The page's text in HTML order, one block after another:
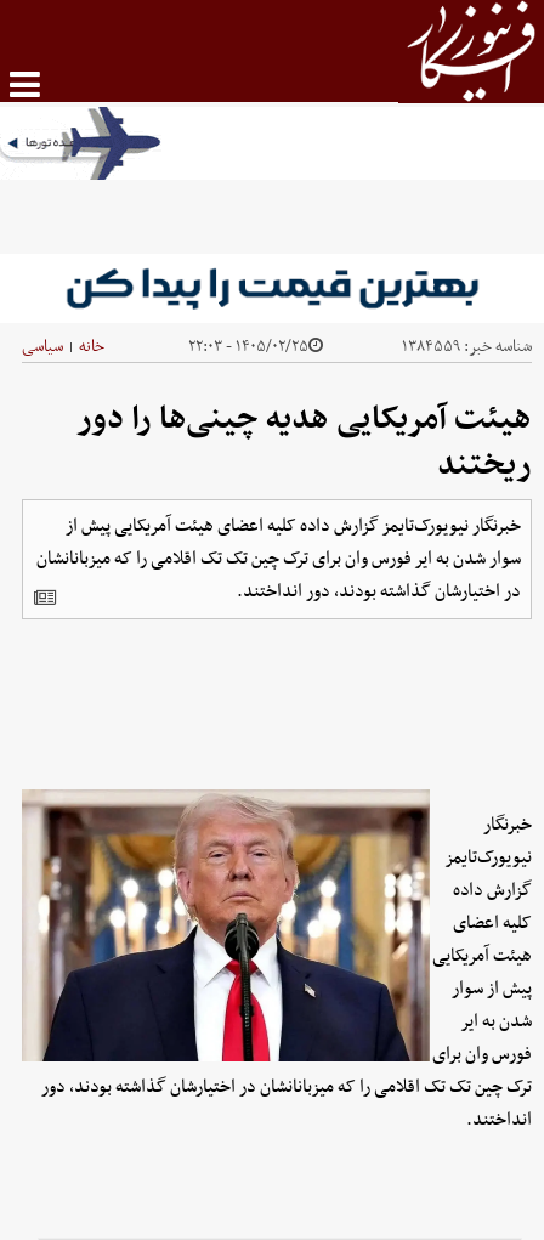
شناسه خبر:۱۳۸۴۵۵۹ ۱۴۰۵/۰۲/۲۵ - ۲۲:۰۳ خانه | سیاسی
هیئت آمریکایی هدیه چینی‌ها را دور
ریختند
خبرنگار نیویورک‌تایمز گزارش داده کلیه اعضای هیئت آمریکایی پیش از
سوار شدن به ایر فورس وان برای ترک چین تک تک اقلامی را که میزبانانشان
در اختیارشان گذاشته بودند، دور انداختند.
خبرنگار
نیویورک‌تایمز
گزارش داده
کلیه اعضای
هیئت آمریکایی
پیش از سوار
شدن به ایر
فورس وان برای
ترک چین تک تک اقلامی را که میزبانانشان در اختیارشان گذاشته بودند، دور
انداختند.